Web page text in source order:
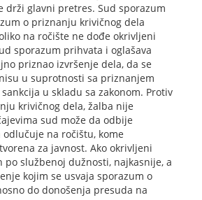
drži glavni pretres. Sud sporazum
o priznanju krivičnog dela
na ročište ne dođe okrivljeni
sporazum prihvata i oglašava
priznao izvršenje dela, da se
u suprotnosti sa priznanjem
u skladu sa zakonom. Protiv
krivičnog dela, žalba nije
sud može da odbije
na ročištu, kome
za javnost. Ako okrivljeni
službenoj dužnosti, najkasnije, a
kojim se usvaja sporazum o
do donošenja presuda na